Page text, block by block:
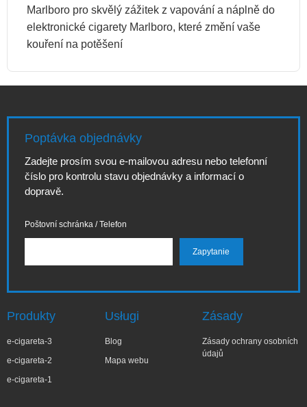
Marlboro pro skvělý zážitek z vapování a náplně do
elektronické cigarety Marlboro, které změní vaše
kouření na potěšení
Poptávka objednávky
Zadejte prosím svou e-mailovou adresu nebo telefonní
číslo pro kontrolu stavu objednávky a informací o
dopravě.
Poštovní schránka / Telefon
Produkty
e-cigareta-3
e-cigareta-2
e-cigareta-1
Usługi
Blog
Mapa webu
Zásady
Zásady ochrany osobních
údajů